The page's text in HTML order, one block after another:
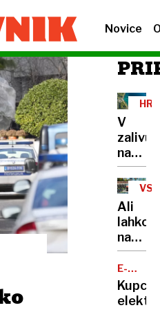
Novice
V
zalivu
na
našli
truplo
24-
Ali
lahko
na
bloka
na
E-
Kupci